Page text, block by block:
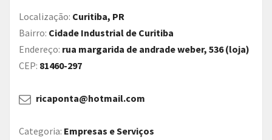
Localização: Curitiba, PR
Bairro: Cidade Industrial de Curitiba
Endereço: rua margarida de andrade weber, 536 (loja)
CEP: 81460-297
ricaponta@hotmail.com
Categoria: Empresas e Serviços